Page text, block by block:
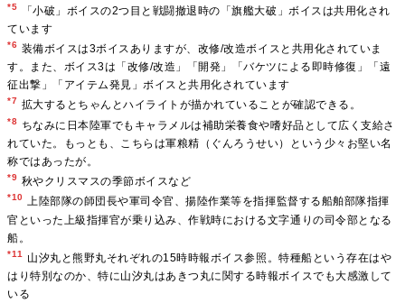
*5
「小破」ボイスの2つ目と戦闘撤退時の「旗艦大破」ボイスは共用化され
ています
*6 装備ボイスは3ボイスありますが、改修/改造ボイスと共用化されていま
す。また、ボイス3は「改修/改造」「開発」「バケツによる即時修復」「遠
征出撃」「アイテム発見」ボイスと共用化されています
*7 拡大するとちゃんとハイライトが描かれていることが確認できる。
*8 ちなみに日本陸軍でもキャラメルは補助栄養食や嗜好品として広く支給さ
れていた。もっとも、こちらは軍粮精（ぐんろうせい）という少々お堅い名
称ではあったが。
*9 秋やクリスマスの季節ボイスなど
*10
上陸部隊の師団長や軍司令官、揚陸作業等を指揮監督する船舶部隊指揮
官といった上級指揮官が乗り込み、作戦時における文字通りの司令部となる
船。
*11
山汐丸と熊野丸それぞれの15時時報ボイス参照。特種船という存在はや
はり特別なのか、特に山汐丸はあきつ丸に関する時報ボイスでも大感激して
いる